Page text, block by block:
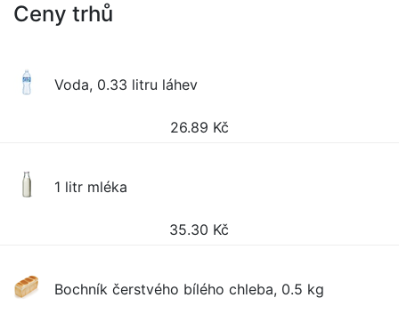
Ceny trhů
Voda, 0.33 litru láhev
26.89 Kč
1 litr mléka
35.30 Kč
Bochník čerstvého bílého chleba, 0.5 kg